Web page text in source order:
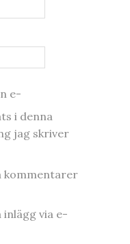
e-
i denna
jag skriver
kommentarer
inlägg via e-